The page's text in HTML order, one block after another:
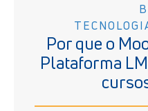
Por que o
Plataforma